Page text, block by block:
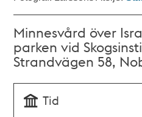
Minnesvård över
parken vid
Strandvägen 58,
Tid